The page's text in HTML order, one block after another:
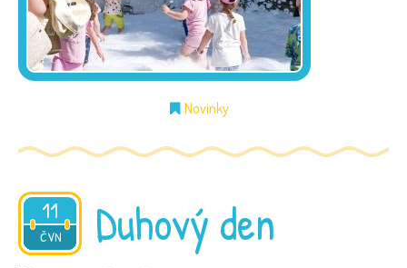
Novinky
11
ČVN
2026 Duhový den